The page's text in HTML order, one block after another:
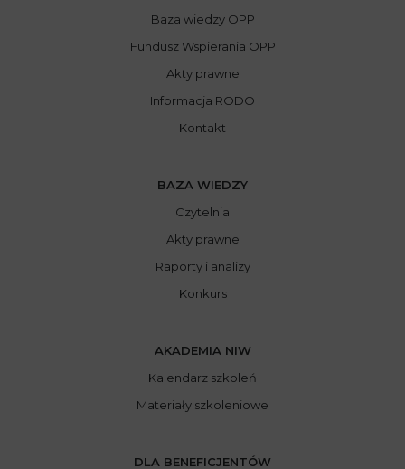
Baza wiedzy OPP
Fundusz Wspierania OPP
Akty prawne
Informacja RODO
Kontakt
BAZA WIEDZY
Czytelnia
Akty prawne
Raporty i analizy
Konkurs
AKADEMIA NIW
Kalendarz szkoleń
Materiały szkoleniowe
DLA BENEFICJENTÓW